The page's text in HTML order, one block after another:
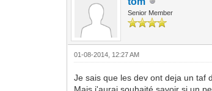
Senior Member
01-08-2014, 12:27 AM
Je sais que les dev ont deja un taf